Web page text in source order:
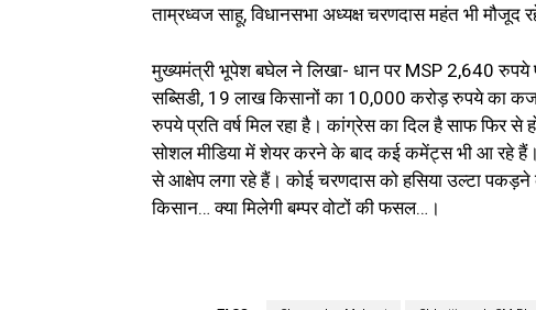
ताम्रध्वज साहू, विधानसभा अध्यक्ष चरणदास महंत भी मौजूद
मुख्यमंत्री भूपेश बघेल ने लिखा- धान पर MSP 2,640
सब्सिडी, 19 लाख किसानों का 10,000 करोड़ रुपये का
रुपये प्रति वर्ष मिल रहा है। कांग्रेस का दिल है साफ फिर
सोशल मीडिया में शेयर करने के बाद कई कमेंट्स भी आ रहे हैं।
से आक्षेप लगा रहे हैं। कोई चरणदास को हसिया उल्टा
किसान… क्या मिलेगी बम्पर वोटों की फसल…।